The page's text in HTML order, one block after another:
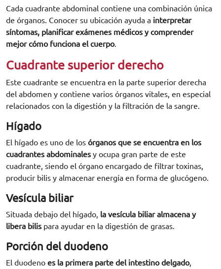
Cada cuadrante abdominal contiene una combinación única
de órganos. Conocer su ubicación ayuda a interpretar
síntomas, planificar exámenes médicos y comprender
mejor cómo funciona el cuerpo.
Cuadrante superior derecho
Este cuadrante se encuentra en la parte superior derecha
del abdomen y contiene varios órganos vitales, en especial
relacionados con la digestión y la filtración de la sangre.
Hígado
El hígado es uno de los órganos que se encuentra en los
cuadrantes abdominales y ocupa gran parte de este
cuadrante, siendo el órgano encargado de filtrar toxinas,
producir bilis y almacenar energía en forma de glucógeno.
Vesícula biliar
Situada debajo del hígado, la vesícula biliar almacena y
libera bilis para ayudar en la digestión de grasas.
Porción del duodeno
El duodeno es la primera parte del intestino delgado,